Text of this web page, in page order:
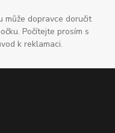
může dopravce doručit
Počítejte prosím s
k reklamaci.